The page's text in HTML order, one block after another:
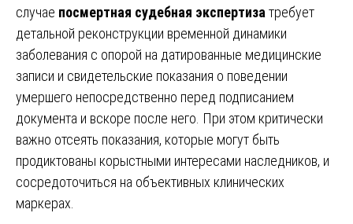
случае посмертная судебная экспертиза требует
детальной реконструкции временной динамики
заболевания с опорой на датированные медицинские
записи и свидетельские показания о поведении
умершего непосредственно перед подписанием
документа и вскоре после него. При этом критически
важно отсеять показания, которые могут быть
продиктованы корыстными интересами наследников, и
сосредоточиться на объективных клинических
маркерах.